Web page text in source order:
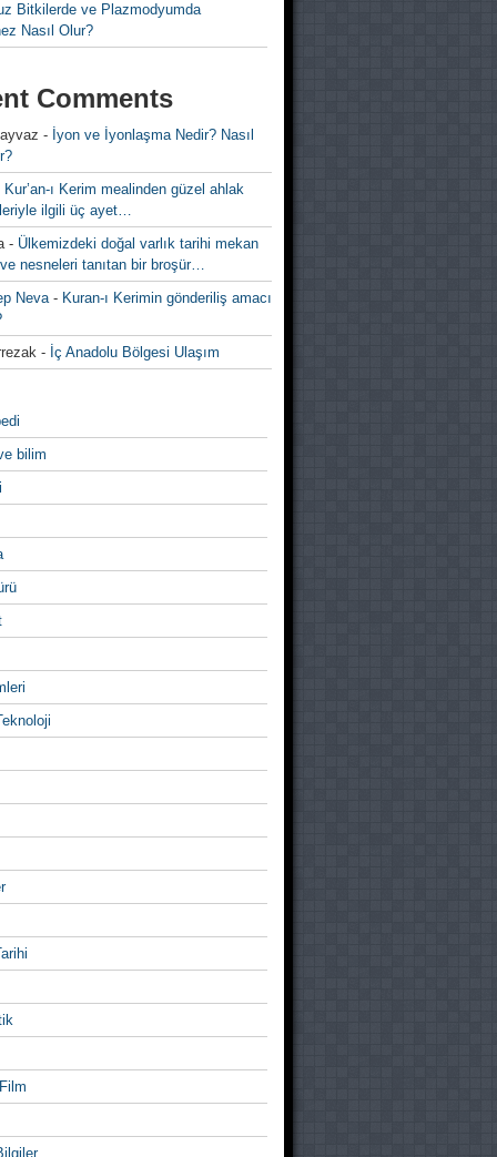
Bitkilerde ve Plazmodyumda
Nasıl Olur?
Comments
- İyon ve İyonlaşma Nedir? Nasıl
Kur’an-ı Kerim mealinden güzel ahlak
ilgili üç ayet…
- Ülkemizdeki doğal varlık tarihi mekan
nesneleri tanıtan bir broşür…
Neva- Kuran-ı Kerimin gönderiliş amacı
- İç Anadolu Bölgesi Ulaşım
bilim